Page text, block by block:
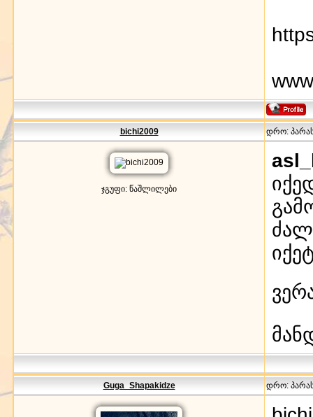
bichi2009 დრო:
ჯგუფი: წაშლილები
Guga_Shapakidze დრო: